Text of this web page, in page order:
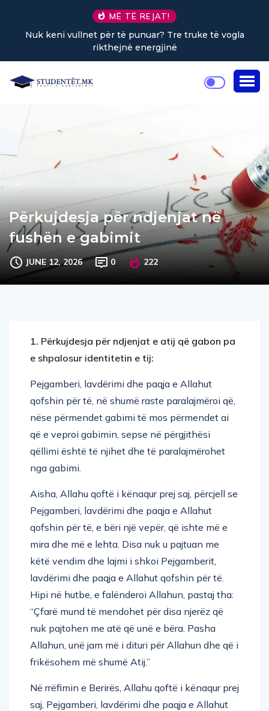
MË TË REJAT!
Nuk keni vullnet për të punuar? Tre truke të vogla
rikthejnë energjinë
Përkujdesja për ndjenjat në
fushën e gabimit
JUNE 12, 2026 0 222
1. Përkujdesja për ndjenjat e atij që gabon pa
e shpalosur identitetin e tij:
Pejgamberi, lavdërimi dhe paqja e Allahut
qofshin për të, në shumë raste paralajmëroi që,
nëse përmendet gabimi të mos përmendet ai
që e veproi gabimin, sepse në përgjithësi
qëllimi është të njihet dhe të paralajmërohet
nga gabimi.
Aisha, Allahu qoftë i kënaqur prej saj, përcjell se
Pejgamberi, lavdërimi dhe paqja e Allahut
qofshin për të, e bëri një vepër, që ishte më e
mira dhe më e lehta. Disa nuk u pajtuan me
këtë vendim dhe lajmi i shkoi Pejgamberit,
lavdërimi dhe paqja e Allahut qofshin për të.
Hipi në hutbe, e falënderoi Allahun, pastaj tha:
“Çfarë mund të mendohet për disa njerëz që
nuk pajtohen me atë që unë e bëra. Pasha
Allahun, unë jam më i dituri për Allahun dhe që i
frikësohem më shumë Atij.”
Në rrëfimin e Berirës, Allahu qoftë i kënaqur prej
saj, Pejgamberi, lavdërimi dhe paqja e Allahut